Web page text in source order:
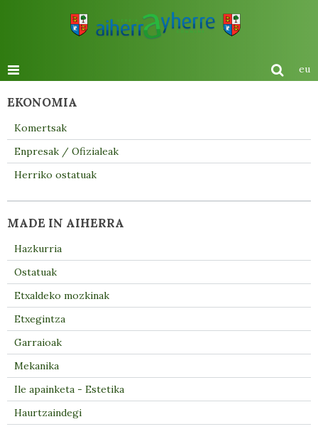
eu
EKONOMIA
Komertsak
Enpresak / Ofizialeak
Herriko ostatuak
MADE IN AIHERRA
Hazkurria
Ostatuak
Etxaldeko mozkinak
Etxegintza
Garraioak
Mekanika
Ile apainketa - Estetika
Haurtzaindegi